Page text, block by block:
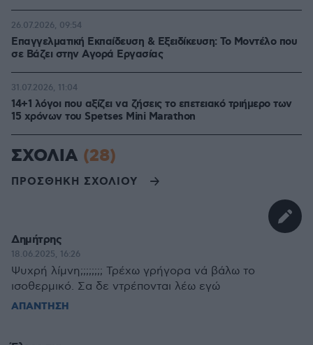
Επαγγελματική Εκπαίδευση & Εξειδίκευση: Το Mοντέλο που
σε Bάζει στην Aγορά Eργασίας
26.07.2026, 09:54
14+1 λόγοι που αξίζει να ζήσεις το επετειακό τριήμερο των
15 χρόνων του Spetses Mini Marathon
31.07.2026, 11:04
ΣΧΟΛΙΑ (28)
ΠΡΟΣΘΗΚΗ ΣΧΟΛΙΟΥ
Δημήτρης
18.06.2025, 16:26
Ψυχρή λίμνη;;;;;;;; Τρέχω γρήγορα νά βάλω το
ισοθερμικό. Σα δε ντρέπονται λέω εγώ
ΑΠΑΝΤΗΣΗ